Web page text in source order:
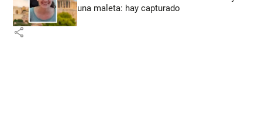
una maleta: hay capturado
share